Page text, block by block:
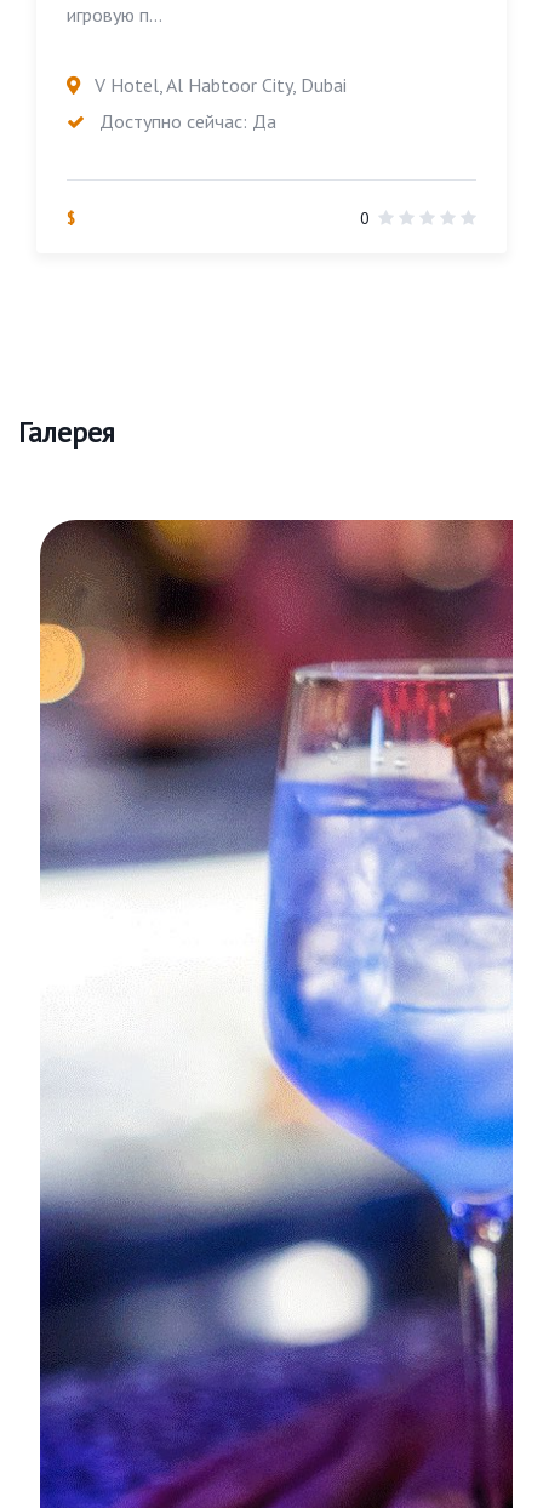
игровую п...
V Hotel, Al Habtoor City, Dubai
Доступно сейчас: Да
$ 0
Галерея